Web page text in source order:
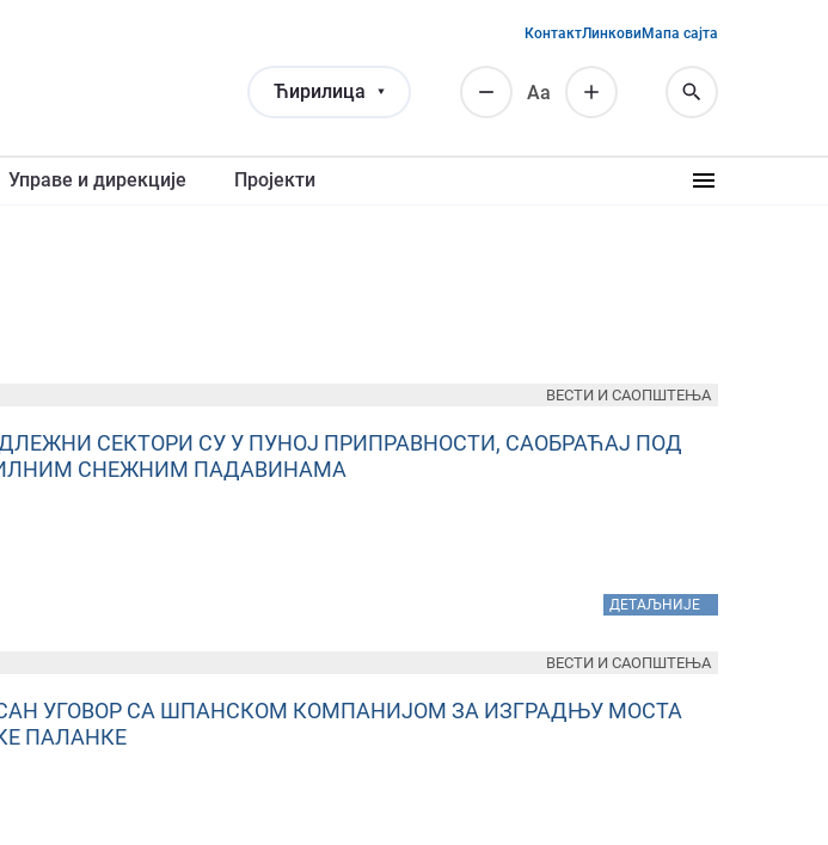
Ћирилица Аа
КонтактЛинковиМапа сајта
Управе и дирекције Пројекти
СЕКТОРИ СУ У ПУНОЈ ПРИПРАВНОСТИ, САОБРАЋАЈ ПОД
СНЕЖНИМ ПАДАВИНАМА
ДЕТАЉНИЈЕ
ВЕСТИ И САОПШТЕЊА
УГОВОР СА ШПАНСКОМ КОМПАНИЈОМ ЗА ИЗГРАДЊУ МОСТА
ПАЛАНКЕ
ВЕСТИ И САОПШТЕЊА